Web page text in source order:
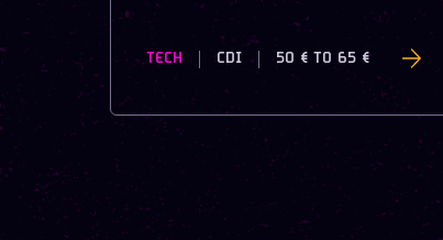
TECH CDI 50 € TO 65 €